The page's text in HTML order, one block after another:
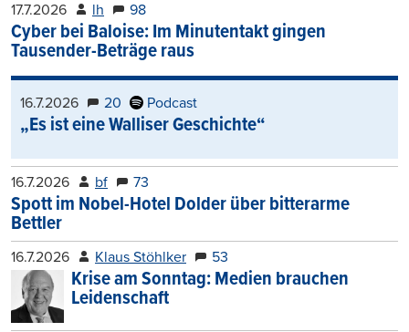
17.7.2026 lh 98
Cyber bei Baloise: Im Minutentakt gingen
Tausender-Beträge raus
16.7.2026 20 Podcast
„Es ist eine Walliser Geschichte“
16.7.2026 bf 73
Spott im Nobel-Hotel Dolder über bitterarme
Bettler
16.7.2026 Klaus Stöhlker 53
Krise am Sonntag: Medien brauchen
Leidenschaft